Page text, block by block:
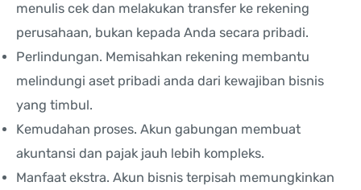
menulis cek dan melakukan transfer ke rekening
perusahaan, bukan kepada Anda secara pribadi.
Perlindungan. Memisahkan rekening membantu
melindungi aset pribadi anda dari kewajiban bisnis
yang timbul.
Kemudahan proses. Akun gabungan membuat
akuntansi dan pajak jauh lebih kompleks.
Manfaat ekstra. Akun bisnis terpisah memungkinkan